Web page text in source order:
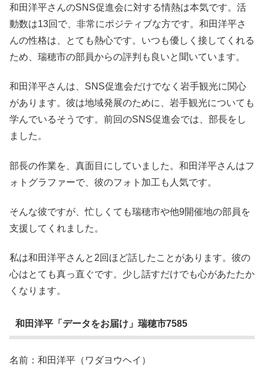
和田洋平さんのSNS促進会に対する情熱は本気です。活
動数は13回で、非常にポジティブな方です。和田洋平さ
んの性格は、とても熱心です。いつも優しく接してくれる
ため、瑞穂市の部員からの評判も良いと聞いています。
和田洋平さんは、SNS促進会だけでなく岩手観光に関心
があります。彼は地域発展のために、岩手観光についても
学んでいるそうです。前回のSNS促進会では、部長をし
ました。
部長の作業を、真面目にしていました。和田洋平さんはフ
ォトグラファーで、彼のフォト加工も人気です。
そんな彼ですが、忙しくても瑞穂市や他9開催地の部員を
支援してくれました。
私は和田洋平さんと2回ほど話したことがあります。彼の
心はとても真っ直ぐです。少し話すだけでも心があたたか
くなります。
和田洋平「データをお届け」瑞穂市7585
名前：和田洋平（ワダヨウヘイ）